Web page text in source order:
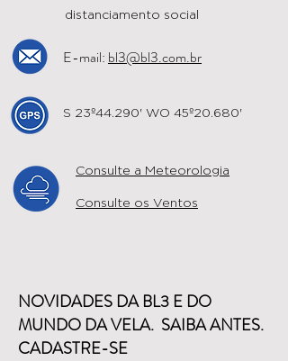
distanciamento social
E-mail: bl3@bl3.com.br
S 23º44.290' WO 45º20.680'
Consulte a Meteorologia
Consulte os Ventos
NOVIDADES DA BL3 E DO
MUNDO DA VELA. SAIBA ANTES.
CADASTRE-SE